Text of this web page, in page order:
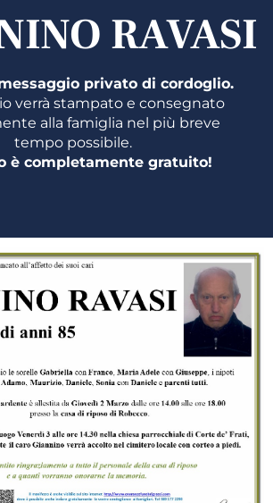
RAVASI
privato di cordoglio.
verrà stampato e consegnato
alla famiglia nel più breve
tempo possibile.
è completamente gratuito!